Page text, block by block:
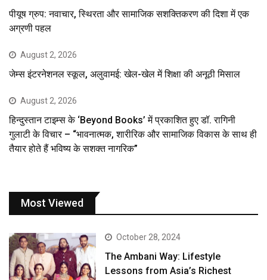
पीयूष ग्रुप: नवाचार, स्थिरता और सामाजिक सशक्तिकरण की दिशा में एक
अग्रणी पहल
August 2, 2026
जेम्स इंटरनेशनल स्कूल, अलुवामई: खेल-खेल में शिक्षा की अनूठी मिसाल
August 2, 2026
हिन्दुस्तान टाइम्स के ‘Beyond Books’ में प्रकाशित हुए डॉ. रागिनी
गुलाटी के विचार – “भावनात्मक, शारीरिक और सामाजिक विकास के साथ ही
तैयार होते हैं भविष्य के सशक्त नागरिक”
Most Viewed
October 28, 2024
The Ambani Way: Lifestyle
Lessons from Asia’s Richest